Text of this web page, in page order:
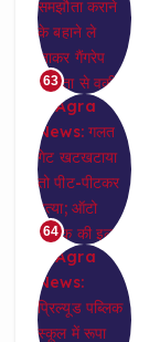
63
64